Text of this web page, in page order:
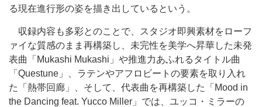
る現在進行形の姿を描き出しているという。
収録内容も多彩とのことで、スタジオ即興素材をローフ
ァイな質感のまま再構築し、未完性を美学へ昇華した未発
表曲「Mukashi Mukashi」や推進力あふれるタイトル曲
「Questune」、ラテンやアフロビートの要素を取り入れ
た「熱帯回廊」、そして、代表曲を再構築した「Mood in
the Dancing feat. Yucco Miller」では、ユッコ・ミラーの